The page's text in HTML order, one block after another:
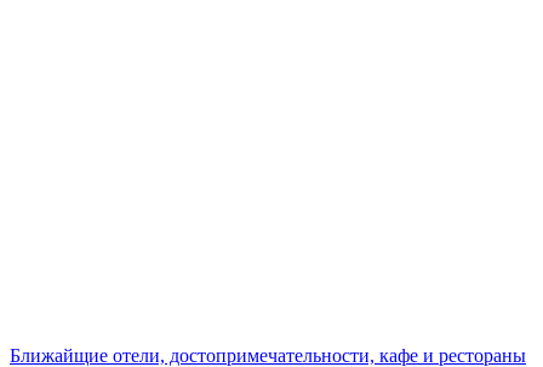
Ближайщие отели, достопримечательности, кафе и рестораны